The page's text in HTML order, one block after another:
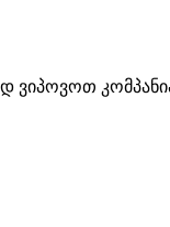
ვიპოვოთ